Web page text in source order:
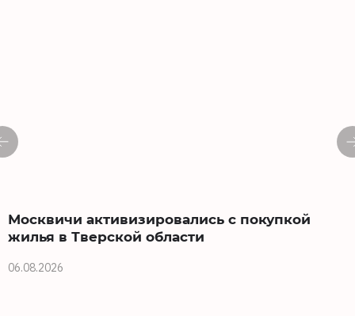
Москвичи активизировались с покупкой
жилья в Тверской области
06.08.2026